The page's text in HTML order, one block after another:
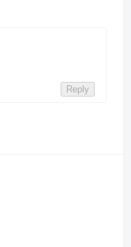
Reply